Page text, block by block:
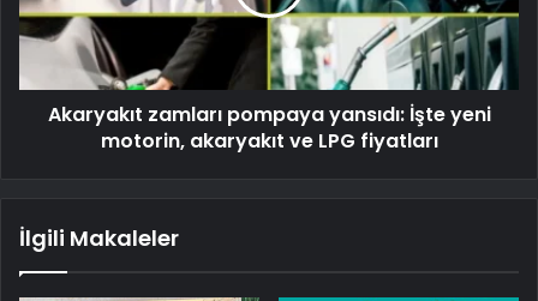
Akaryakıt zamları pompaya yansıdı: İşte yeni
motorin, akaryakıt ve LPG fiyatları
İlgili Makaleler